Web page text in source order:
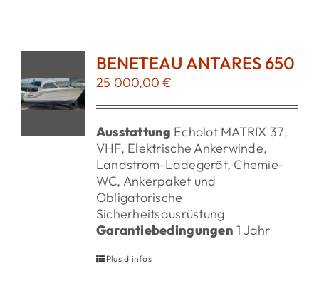
NEUIGKEITEN
KONTAKT
BENETEAU ANTARES 650
25 000,00€
Ausstattung Echolot MATRIX 37,
VHF, Elektrische Ankerwinde,
Landstrom-Ladegerät, Chemie-
WC, Ankerpaket und
Obligatorische
Sicherheitsausrüstung
Garantiebedingungen 1 Jahr
Plus d'infos